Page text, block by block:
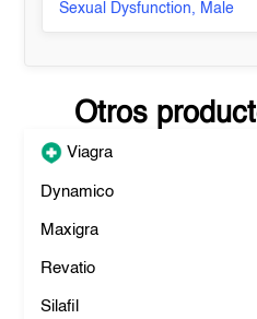
Sexual Dysfunction, Male
Otros
Viagra
Dynamico
Maxigra
Revatio
Silafil